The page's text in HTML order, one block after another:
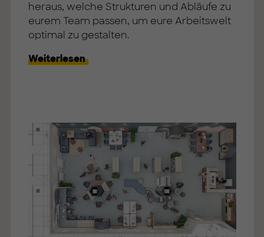
heraus, welche Strukturen und Abläufe zu
eurem Team passen, um eure Arbeitswelt
optimal zu gestalten.
Weiterlesen